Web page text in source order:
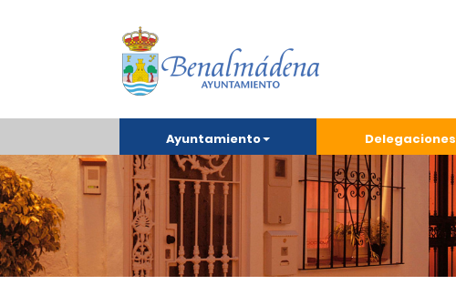
Ayuntamiento Delegaciones